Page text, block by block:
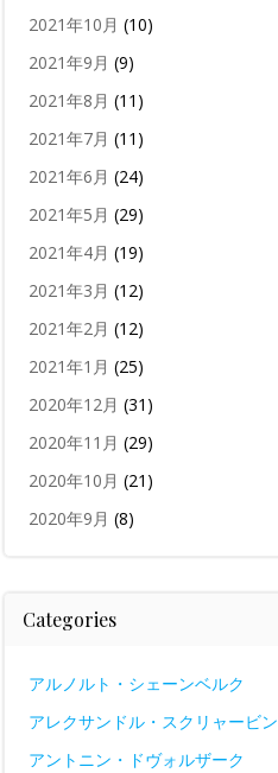
2021年10月 (10)
2021年9月 (9)
2021年8月 (11)
2021年7月 (11)
2021年6月 (24)
2021年5月 (29)
2021年4月 (19)
2021年3月 (12)
2021年2月 (12)
2021年1月 (25)
2020年12月 (31)
2020年11月 (29)
2020年10月 (21)
2020年9月 (8)
Categories
アルノルト・シェーンベルク
アレクサンドル・スクリャービン
アントニン・ドヴォルザーク